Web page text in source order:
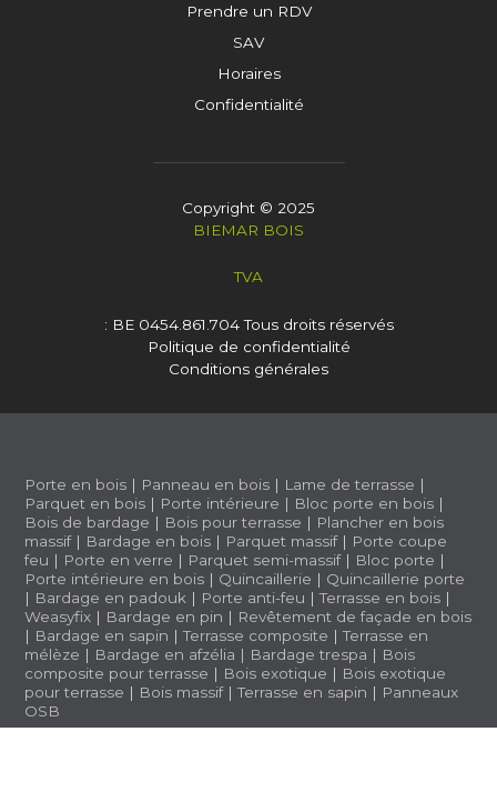
Prendre un RDV
SAV
Horaires
Confidentialité
Copyright © 2025
BIEMAR BOIS
TVA
: BE 0454.861.704Tous droits réservés
Politique de confidentialité
Conditions générales
Porte en bois | Panneau en bois | Lame de terrasse |
Parquet en bois | Porte intérieure | Bloc porte en bois |
Bois de bardage | Bois pour terrasse | Plancher en bois
massif| Bardage en bois | Parquet massif| Porte coupe
feu | Porte en verre | Parquet semi-massif| Bloc porte |
Porte intérieure en bois | Quincaillerie | Quincaillerie porte
| Bardage en padouk | Porte anti-feu |Terrasse en bois |
Weasyfix | Bardage en pin | Revêtement de façade en bois
| Bardage en sapin |Terrasse composite |Terrasse en
mélèze | Bardage en afzélia | Bardage trespa | Bois
composite pour terrasse | Bois exotique | Bois exotique
pour terrasse | Bois massif|Terrasse en sapin | Panneaux
OSB